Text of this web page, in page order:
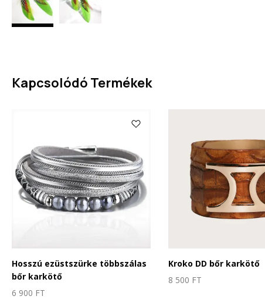
Kapcsolódó Termékek
Hosszú ezüstszürke többszálas
bőr karkötő
6 900 FT
Kroko DD bőr karkötő
8 500 FT